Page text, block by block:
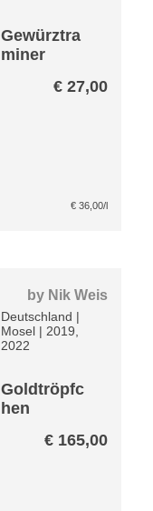
Gewürztra
miner
€27,00
€36,00/l
by Nik Weis
Deutschland |
Mosel |2019,
2022
Goldtröpfc
hen
Riesling
€165,00